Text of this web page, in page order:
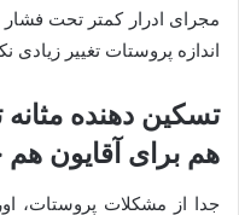
مجرای ادرار کمتر تحت فشار
اندازه پروستات تغییر
تسکین دهنده
هم برای آقایون هم
جدا از مشکلات پروستات،